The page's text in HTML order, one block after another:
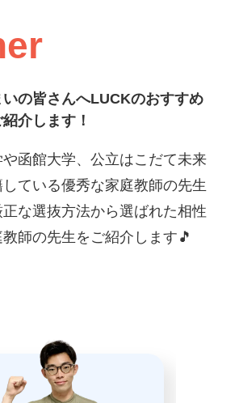
の皆さんへLUCKのおすすめ
介します！
函館大学、公立はこだて未来
ている優秀な家庭教師の先生
な選抜方法から選ばれた相性
師の先生をご紹介します🎵